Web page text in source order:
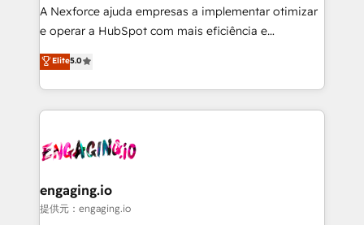
HubSpot with LinkedIn, WhatsApp, email, paid
media, and AI voice to drive pipeline. 🤖 AI Custom
prospecting, follow-ups, service triage, and
knowledge retrieval—built in HubSpot. ⚡ Fast-Track
advanced optimization & adoption 📍 São Paulo, BR
• Des Moines, IA • New York, NY
A Nexforce ajuda empresas a implementar otimizar
e operar a HubSpot com mais eficiência e
previsibilidade de receita. Combinamos Revenue
Operations (RevOps) e Inteligência Artificial para
estruturar processos integrar sistemas organizar
dados e automatizar operações. O objetivo é
operacional de receita conectando equipes
Também somos distribuidores oficiais da HubSpot
e de mais de 150 softwares globais permitindo
Elite5.0
engaging.io
提供元：engaging.io